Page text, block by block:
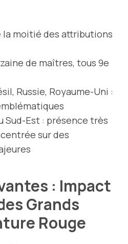
la moitié des attributions
de maîtres, tous 9e
Russie, Royaume-Uni :
Sud-Est : présence très
sur des
: Impact
Grands
Rouge